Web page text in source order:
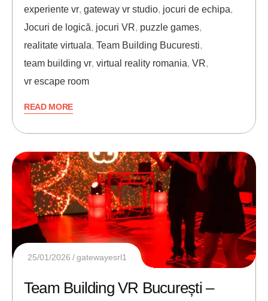
experiente vr, gateway vr studio, jocuri de echipa,
Jocuri de logică, jocuri VR, puzzle games,
realitate virtuala, Team Building Bucuresti,
team building vr, virtual reality romania, VR,
vr escape room
READ MORE
25/01/2026 gatewayesrl1
Team Building VR București –